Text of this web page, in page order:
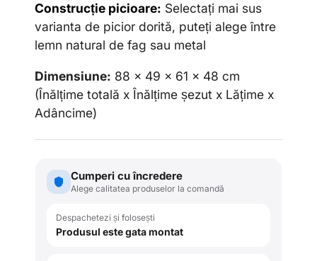
Construcție picioare: Selectați mai sus
varianta de picior dorită, puteți alege între
lemn natural de fag sau metal
Dimensiune: 88 x 49 x 61 x 48 cm
(Înălțime totală x Înălțime șezut x Lățime x
Adâncime)
Cumperi cu încredere
Alege calitatea produselor la comandă
Despachetezi și folosești
Produsul este gata montat